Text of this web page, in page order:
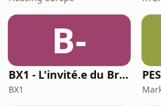
B-
BX1 - L'invité.e du Brunch
BX1